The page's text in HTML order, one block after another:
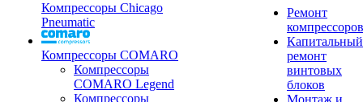
Компрессоры Chicago
Pneumatic
Компрессоры COMARO
Компрессоры
COMARO Legend
Компрессоры
Ремонт
компрессоров
Капитальный
ремонт
винтовых
блоков
Монтаж и